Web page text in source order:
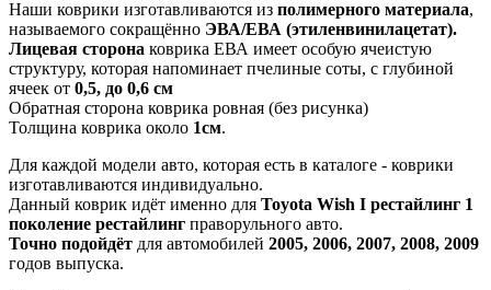
Наши коврики изготавливаются из полимерного материала,
называемого сокращённо ЭВА/ЕВА (этиленвинилацетат).
Лицевая сторона коврика ЕВА имеет особую ячеистую
структуру, которая напоминает пчелиные соты, с глубиной
ячеек от 0,5, до 0,6 см
Обратная сторона коврика ровная (без рисунка)
Толщина коврика около 1см.
Для каждой модели авто, которая есть в каталоге - коврики
изготавливаются индивидуально.
Данный коврик идёт именно для Toyota Wish I рестайлинг 1
поколение рестайлинг праворульного авто.
Точно подойдёт для автомобилей 2005, 2006, 2007, 2008, 2009
годов выпуска.